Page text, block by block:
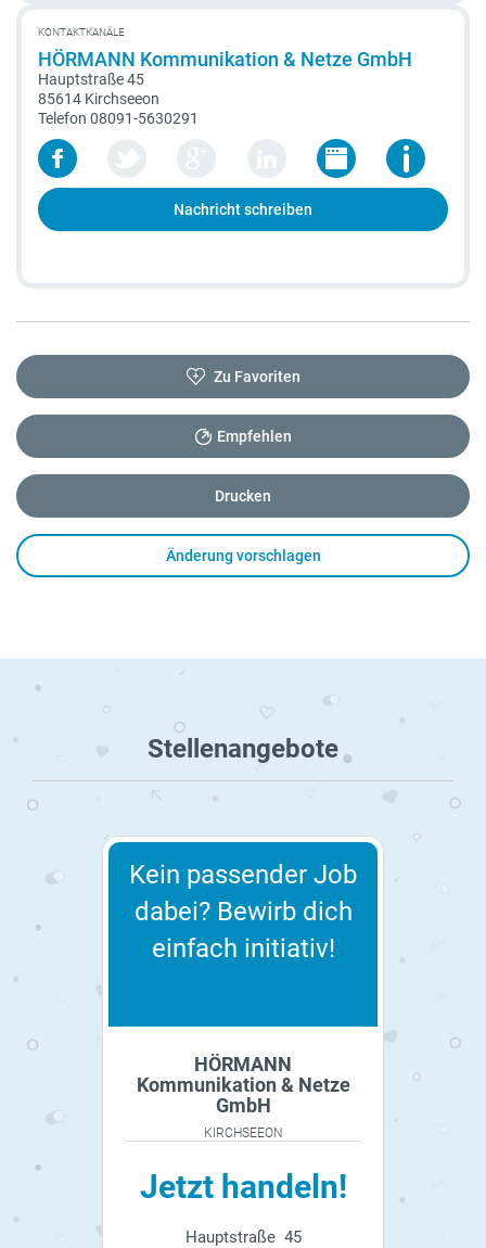
KONTAKTKANÄLE
HÖRMANN Kommunikation & Netze GmbH
Hauptstraße 45
85614 Kirchseeon
Telefon 08091-5630291
Nachricht schreiben
Zu Favoriten
Empfehlen
Drucken
Änderung vorschlagen
Stellenangebote
Kein passender Job
dabei? Bewirb dich
einfach initiativ!
HÖRMANN
Kommunikation & Netze
GmbH
KIRCHSEEON
Jetzt handeln!
Hauptstraße 45